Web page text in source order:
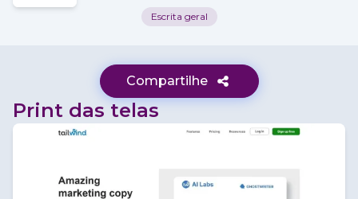
Escrita geral
Compartilhe
Print das telas